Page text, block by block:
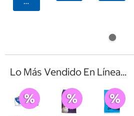
Lo Más Vendido En Línea...